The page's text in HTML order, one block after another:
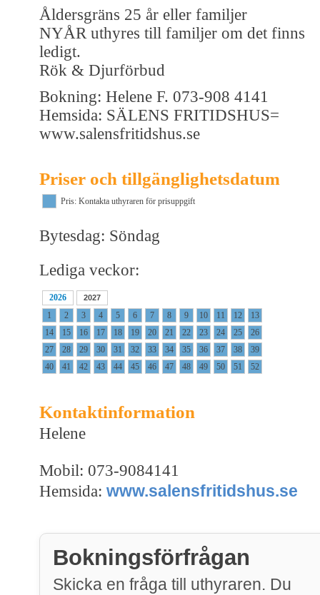
Åldersgräns 25 år eller familjer
NYÅR uthyres till familjer om det finns
ledigt.
Rök & Djurförbud
Bokning: Helene F. 073-908 4141
Hemsida: SÄLENS FRITIDSHUS=
www.salensfritidshus.se
Priser och tillgänglighetsdatum
Pris: Kontakta uthyraren för prisuppgift
Bytesdag: Söndag
Lediga veckor:
2026 2027
1 2 3 4 5 6 7 8 9 10 11 12
13
14
15 16 17 18 19 20 21 22 23 24 25
26
27
28 29 30 31 32 33 34 35 36 37 38
39
40
41 42 43 44 45 46 47 48 49 50 51 52
Kontaktinformation
Helene
Mobil: 073-9084141
Hemsida: www.salensfritidshus.se
Bokningsförfrågan
Skicka en fråga till uthyraren. Du